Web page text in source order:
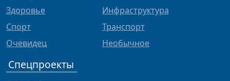
Здоровье
Спорт
Очевидец
Инфраструктура
Транспорт
Необычное
Спецпроекты